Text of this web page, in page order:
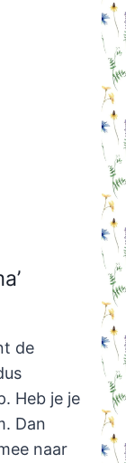
de
Heb je je
Dan
naar